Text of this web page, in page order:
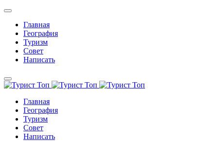
Главная
География
Туризм
Совет
Написать
Главная
География
Туризм
Совет
Написать